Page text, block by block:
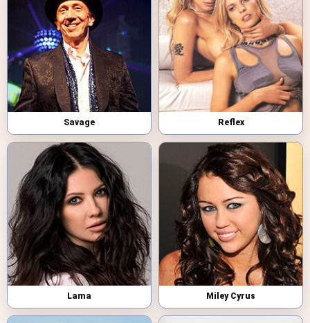
Savage Reflex
Lama Miley Cyrus